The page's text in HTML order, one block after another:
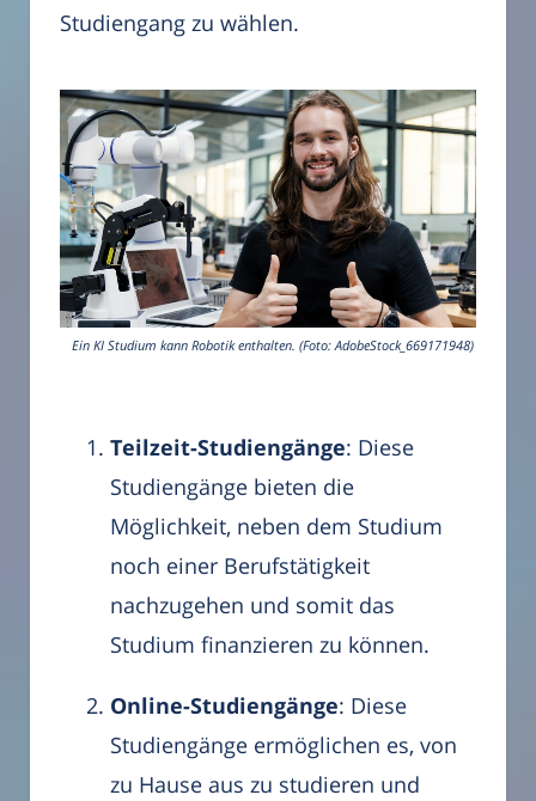
Studiengang zu wählen.
Ein KI Studium kann Robotik enthalten. (Foto: AdobeStock_669171948)
Teilzeit-Studiengänge: Diese
Studiengänge bieten die
Möglichkeit, neben dem Studium
noch einer Berufstätigkeit
nachzugehen und somit das
Studium finanzieren zu können.
Online-Studiengänge: Diese
Studiengänge ermöglichen es, von
zu Hause aus zu studieren und